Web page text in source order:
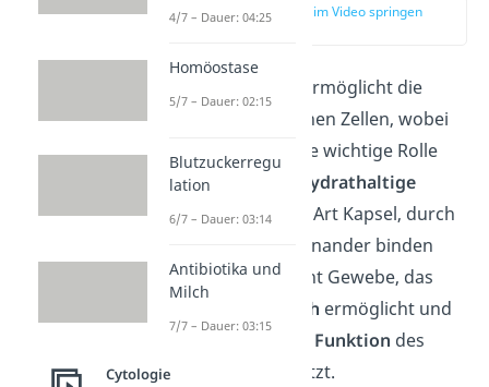
zur Stelle im Video springen
Die Zellmembran ermöglicht die
zwischen Zellen, wobei
die
Glykokalyx
eine wichtige Rolle
spielt. Die
kohlenhydrathaltige
Schichtbildet eine Art Kapsel, durch
die sich Zellen aneinander binden
können. So entsteht Gewebe, das
Stoffaustausch ermöglicht und
die
Funktion des
Gewebes unterstützt.
4/7 – Dauer: 04:25
Homöostase
5/7 – Dauer: 02:15
Blutzuckerregu
lation
6/7 – Dauer: 03:14
Antibiotika und
Milch
7/7 – Dauer: 03:15
Cytologie